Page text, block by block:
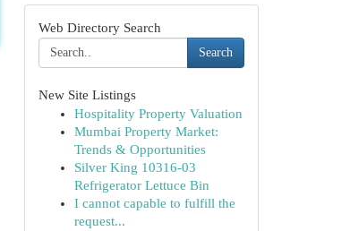
Web Directory Search
Search
New Site Listings
Hospitality Property Valuation
Mumbai Property Market:
Trends & Opportunities
Silver King 10316-03
Refrigerator Lettuce Bin
I cannot capable to fulfill the
request...